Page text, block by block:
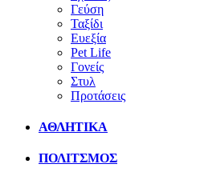
Γεύση
Ταξίδι
Ευεξία
Pet Life
Γονείς
Στυλ
Προτάσεις
ΑΘΛΗΤΙΚΑ
ΠΟΛΙΤΣΜΟΣ